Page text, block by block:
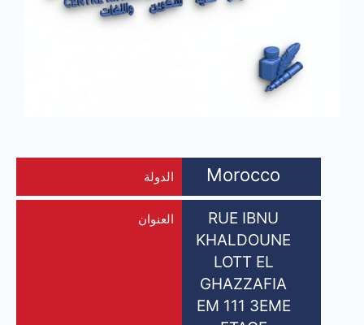
Morocco الدولة
RUE IBNU
KHALDOUNE
LOTT EL
GHAZZAFIA
EM 111 3EME
العنوان